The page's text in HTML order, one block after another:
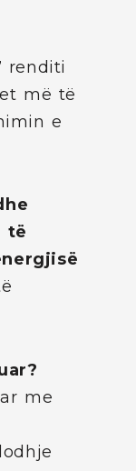
renditi
më të
e
të
me